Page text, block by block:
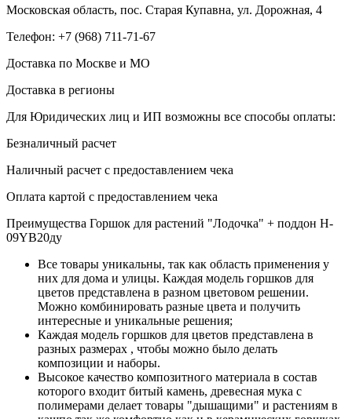
Московская область, пос. Старая Купавна, ул. Дорожная, 4
Телефон: +7 (968) 711-71-67
Доставка по Москве и МО
Доставка в регионы
Для Юридических лиц и ИП возможны все способы оплаты:
Безналичный расчет
Наличный расчет с предоставлением чека
Оплата картой с предоставлением чека
Преимущества Горшок для растений "Лодочка" + поддон H-
09YB20ду
Все товары уникальны, так как область применения у
них для дома и улицы. Каждая модель горшков для
цветов представлена в разном цветовом решении.
Можно комбинировать разные цвета и получить
интересные и уникальные решения;
Каждая модель горшков для цветов представлена в
разных размерах , чтобы можно было делать
композиции и наборы.
Высокое качество композитного материала в состав
которого входит битый камень, древесная мука с
полимерами делает товары "дышащими" и растениям в